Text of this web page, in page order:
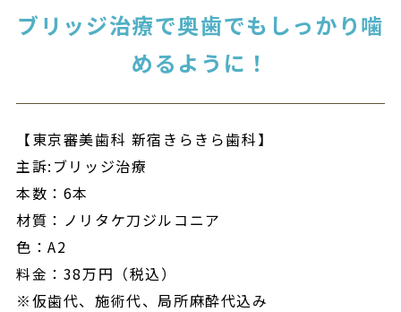
ブリッジ治療で奥歯でもしっかり噛
めるように！
【東京審美歯科 新宿きらきら歯科】
主訴:ブリッジ治療
本数：6本
材質：ノリタケ刀ジルコニア
色：A2
料金：38万円（税込）
※仮歯代、施術代、局所麻酔代込み